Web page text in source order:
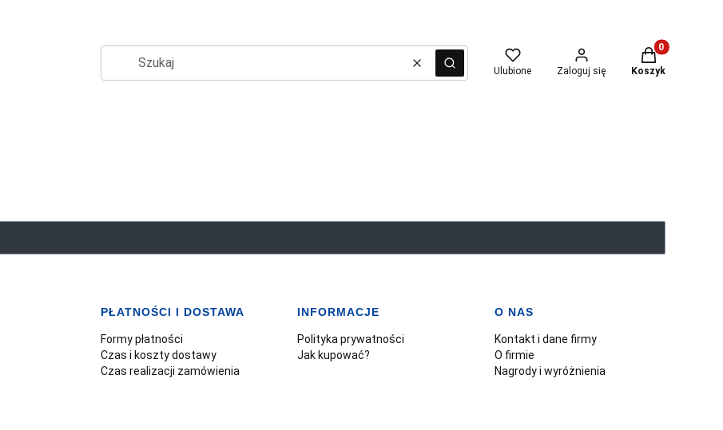
WyczyśćSzukaj Ulubione Zaloguj się
Produkty w
Koszyk
PŁATNOŚCI I DOSTAWA
Formy płatności
Czas i koszty dostawy
Czas realizacji zamówienia
INFORMACJE
Polityka prywatności
Jak kupować?
O NAS
Kontakt i dane firmy
O firmie
Nagrody i wyróżnienia